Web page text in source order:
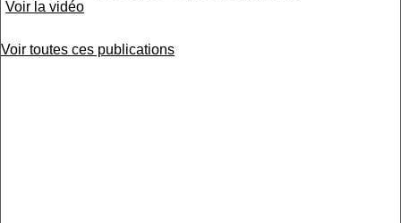
Voir la vidéo
Voir toutes ces publications